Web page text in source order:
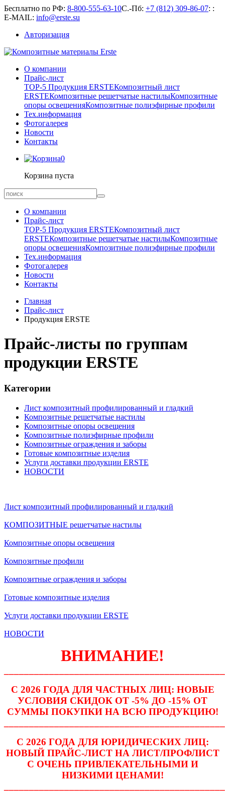
Бесплатно по РФ: 8-800-555-63-10С.-Пб: +7 (812) 309-86-07: :
E-MAIL: info@erste.su
Авторизация
О компании
Прайс-лист
TOP-5 Продукция ERSTEКомпозитный лист
ERSTEКомпозитные решетчатые настилыКомпозитные
опоры освещенияКомпозитные полиэфирные профили
Тех.информация
Фотогалерея
Новости
Контакты
0
Корзина пуста
О компании
Прайс-лист
TOP-5 Продукция ERSTEКомпозитный лист
ERSTEКомпозитные решетчатые настилыКомпозитные
опоры освещенияКомпозитные полиэфирные профили
Тех.информация
Фотогалерея
Новости
Контакты
Главная
Прайс-лист
Продукция ERSTE
Прайс-листы по группам
продукции ERSTE
Категории
Лист композитный профилированный и гладкий
Композитные решетчатые настилы
Композитные опоры освещения
Композитные полиэфирные профили
Композитные ограждения и заборы
Готовые композитные изделия
Услуги доставки продукции ERSTE
НОВОСТИ
Лист композитный профилированный и гладкий
КОМПОЗИТНЫЕ решетчатые настилы
Композитные опоры освещения
Композитные профили
Композитные ограждения и заборы
Готовые композитные изделия
Услуги доставки продукции ERSTE
НОВОСТИ
ВНИМАНИЕ!
С 2026 ГОДА ДЛЯ ЧАСТНЫХ ЛИЦ: НОВЫЕ
УСЛОВИЯ СКИДОК ОТ -5% ДО -15% ОТ
СУММЫ ПОКУПКИ НА ВСЮ ПРОДУКЦИЮ!
С 2026 ГОДА ДЛЯ ЮРИДИЧЕСКИХ ЛИЦ:
НОВЫЙ ПРАЙС-ЛИСТ НА ЛИСТ/ПРОФЛИСТ
С ОЧЕНЬ ПРИВЛЕКАТЕЛЬНЫМИ И
НИЗКИМИ ЦЕНАМИ!